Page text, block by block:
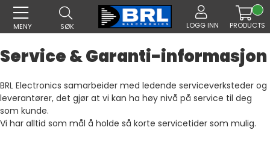
MENY SØK LOGG INN PRODUCTS
Service & Garanti-informasjon
BRL Electronics samarbeider med ledende serviceverksteder og
leverantører, det gjør at vi kan ha høy nivå på service til deg
som kunde.
Vi har alltid som mål å holde så korte servicetider som mulig.